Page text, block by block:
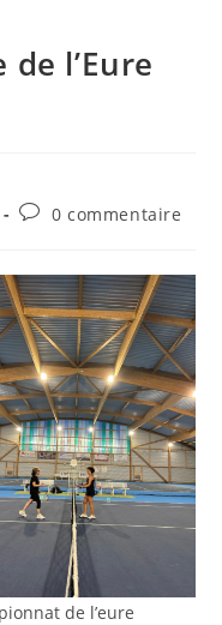
l’Eure
Commentaires
publication :
0 commentaire
de l’eure